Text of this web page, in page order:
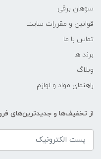
سوهان برقی
قوانین و مقررات سایت
تماس با ما
برند ها
وبلاگ
راهنمای مواد و لوازم
از تخفیف‌ها و جدیدترین‌های